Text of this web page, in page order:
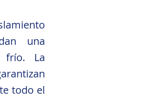
una
frío. La
todo el